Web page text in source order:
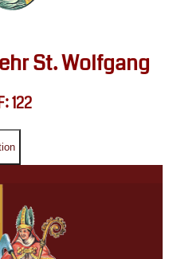
St. Wolfgang
122